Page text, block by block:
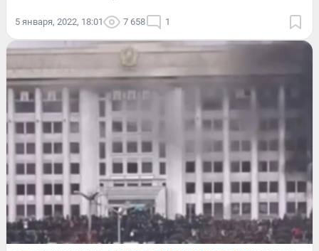
5 января, 2022, 18:01 7 658 1